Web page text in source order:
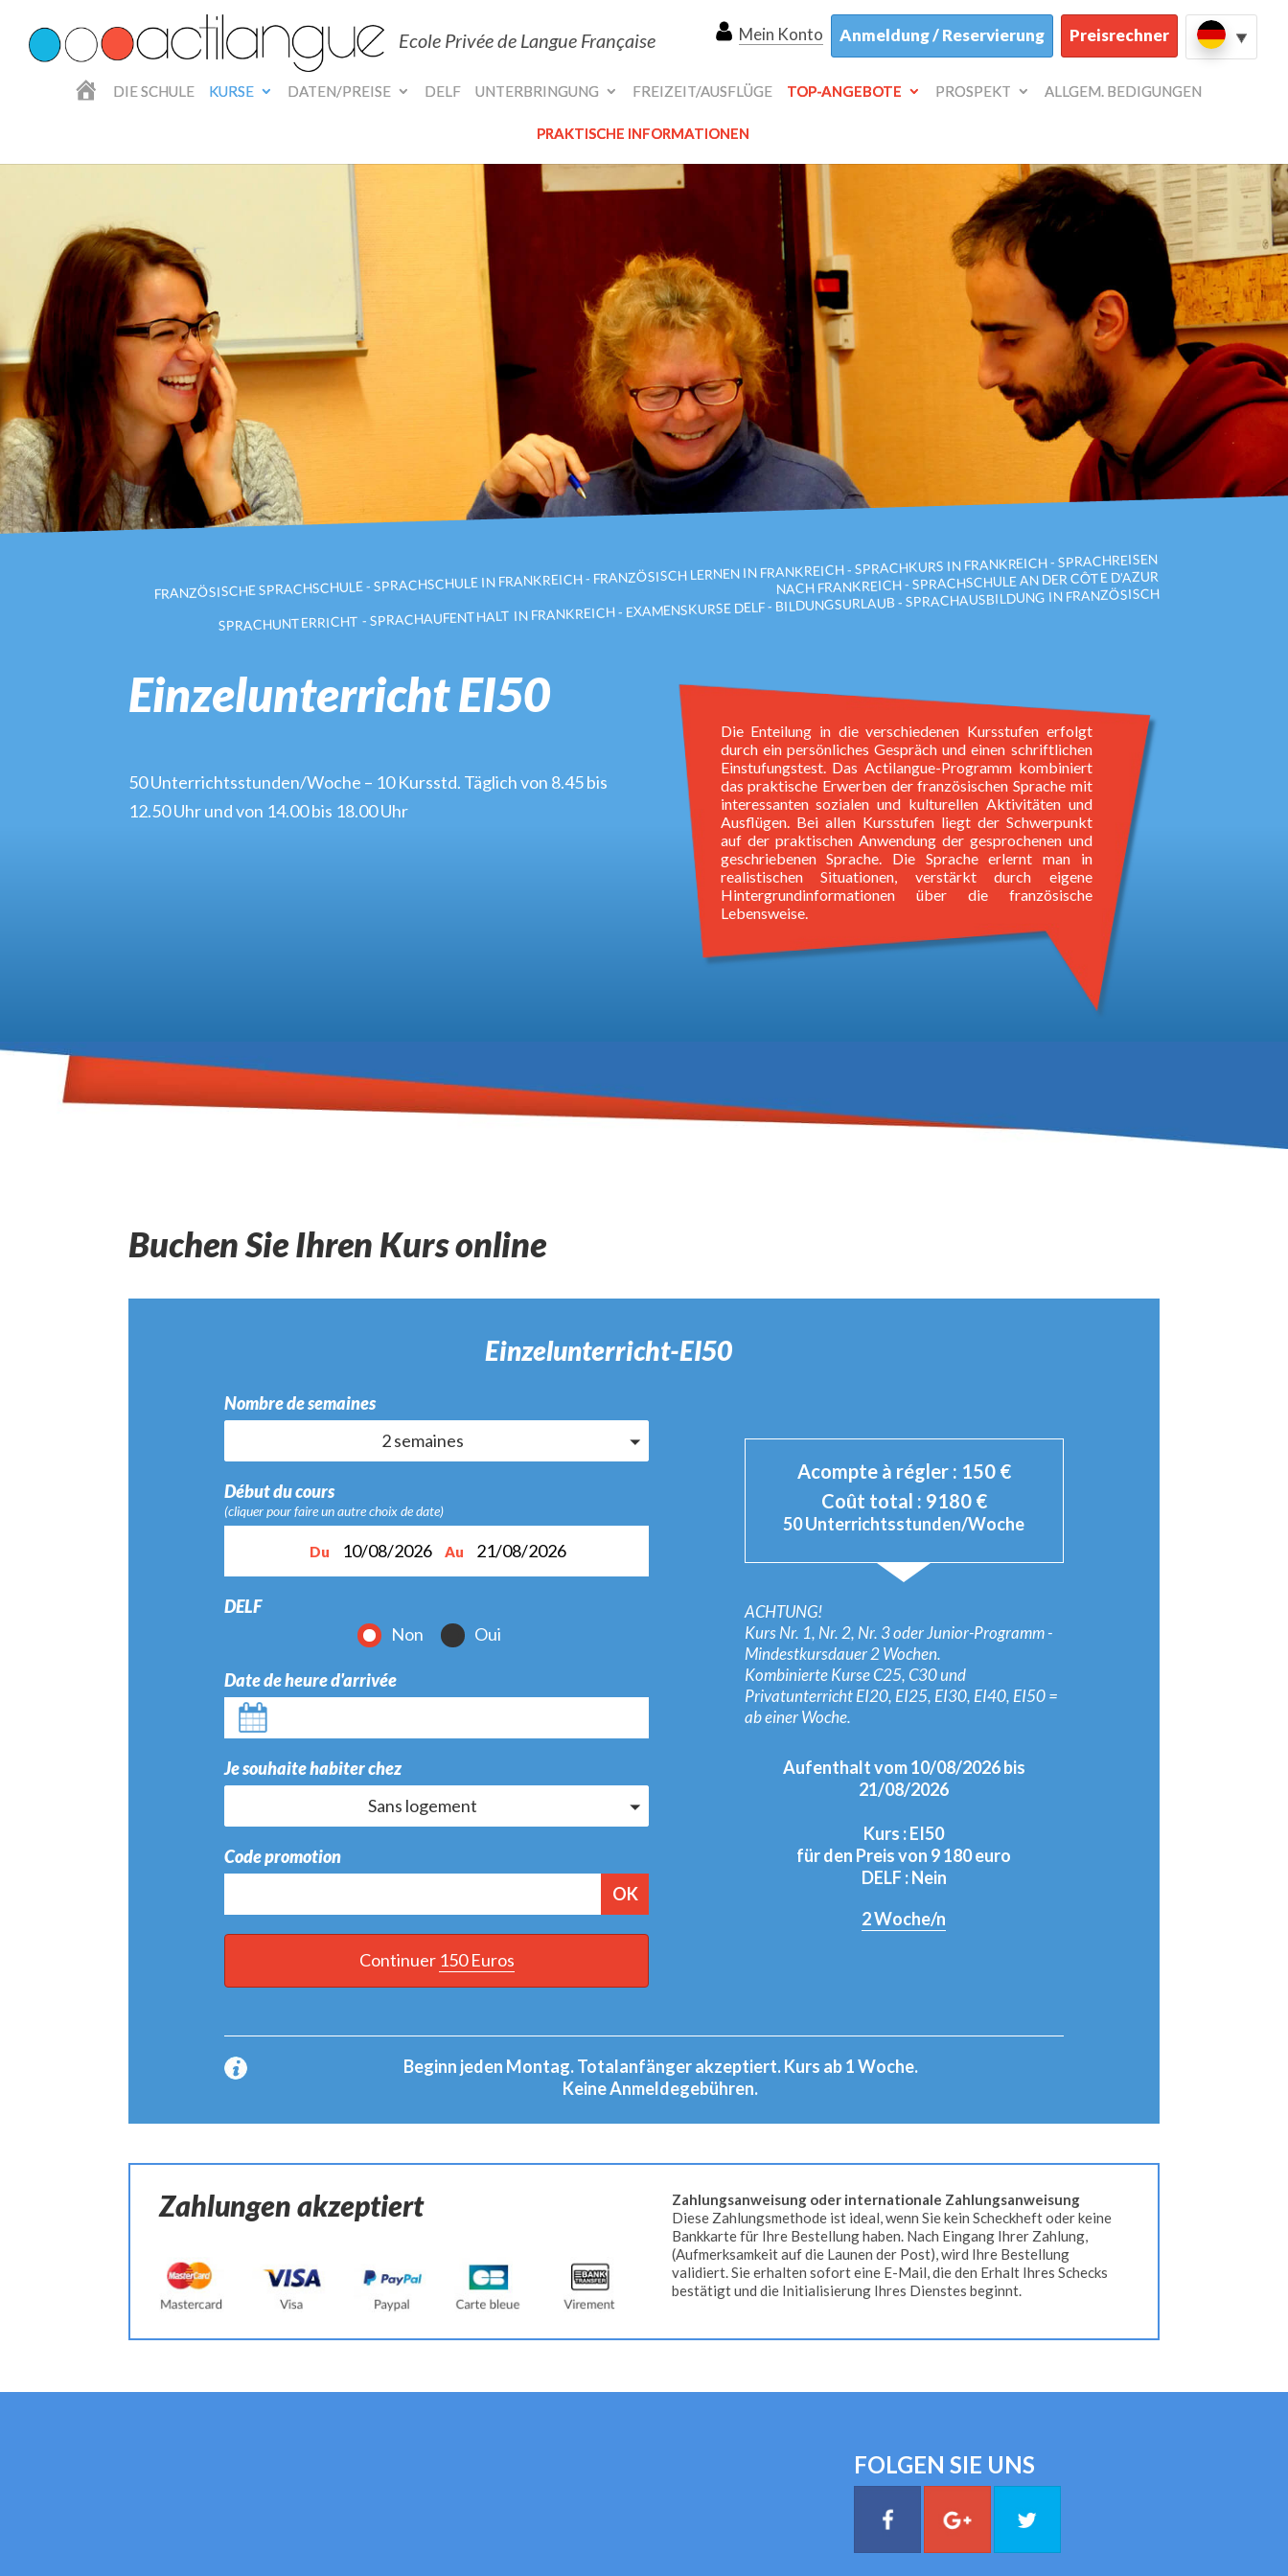
Ecole Privée de Langue Française Mein Konto Anmeldung / Reservierung Preisrechner
DIE SCHULE KURSE DATEN/PREISE DELF UNTERBRINGUNG FREIZEIT/AUSFLÜGE TOP-ANGEBOTE PROSPEKT ALLGEM. BEDIGUNGEN
PRAKTISCHE INFORMATIONEN
FRANZÖSISCHE SPRACHSCHULE - SPRACHSCHULE IN FRANKREICH - FRANZÖSISCH LERNEN IN FRANKREICH - SPRACHKURS IN FRANKREICH - SPRACHREISEN
NACH FRANKREICH - SPRACHSCHULE AN DER CÔTE D'AZUR
SPRACHUNTERRICHT - SPRACHAUFENTHALT IN FRANKREICH - EXAMENSKURSE DELF - BILDUNGSURLAUB - SPRACHAUSBILDUNG IN FRANZÖSISCH
Einzelunterricht EI50
50 Unterrichtsstunden/Woche – 10 Kursstd. Täglich von 8.45 bis
12.50 Uhr und von 14.00 bis 18.00 Uhr
Die Enteilung in die verschiedenen Kursstufen erfolgt
durch ein persönliches Gespräch und einen schriftlichen
Einstufungstest. Das Actilangue-Programm kombiniert
das praktische Erwerben der französischen Sprache mit
interessanten sozialen und kulturellen Aktivitäten und
Ausflügen. Bei allen Kursstufen liegt der Schwerpunkt
auf der praktischen Anwendung der gesprochenen und
geschriebenen Sprache. Die Sprache erlernt man in
realistischen Situationen, verstärkt durch eigene
Hintergrundinformationen über die französische
Lebensweise.
Buchen Sie Ihren Kurs online
Einzelunterricht-EI50
Einzelunterricht-EI50
Nombre de semaines
2 semaines
Début du cours
(cliquer pour faire un autre choix de date)
Du 10/08/2026 Au 21/08/2026
DELF
Non
Oui
Date de heure d'arrivée
Je souhaite habiter chez
Sans logement
Code promotion
OK
Continuer 150 Euros
Acompte à régler : 150€
Coût total : 9180€
50 Unterrichtsstunden/Woche
ACHTUNG!
Kurs Nr. 1, Nr. 2, Nr. 3 oder Junior-Programm -
Mindestkursdauer 2 Wochen.
Kombinierte Kurse C25, C30 und
Privatunterricht EI20, EI25, EI30, EI40, EI50 =
ab einer Woche.
Aufenthalt vom 10/08/2026 bis
21/08/2026
Kurs : EI50
für den Preis von 9 180 euro
DELF : Nein
2Woche/n
Beginn jeden Montag. Totalanfänger akzeptiert. Kurs ab 1 Woche.
Keine Anmeldegebühren.
Zahlungen akzeptiert
Zahlungsanweisung oder internationale Zahlungsanweisung
Diese Zahlungsmethode ist ideal, wenn Sie kein Scheckheft oder keine
Bankkarte für Ihre Bestellung haben. Nach Eingang Ihrer Zahlung,
(Aufmerksamkeit auf die Launen der Post), wird Ihre Bestellung
validiert. Sie erhalten sofort eine E-Mail, die den Erhalt Ihres Schecks
bestätigt und die Initialisierung Ihres Dienstes beginnt.
FOLGEN SIE UNS